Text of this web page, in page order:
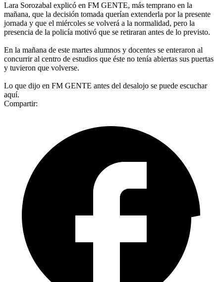
Lara Sorozabal explicó en FM GENTE, más temprano en la
mañana, que la decisión tomada querían extenderla por la presente
jornada y que el miércoles se volverá a la normalidad, pero la
presencia de la policía motivó que se retiraran antes de lo previsto.
En la mañana de este martes alumnos y docentes se enteraron al
concurrir al centro de estudios que éste no tenía abiertas sus puertas
y tuvieron que volverse.
Lo que dijo en FM GENTE antes del desalojo se puede escuchar
aquí.
Compartir: